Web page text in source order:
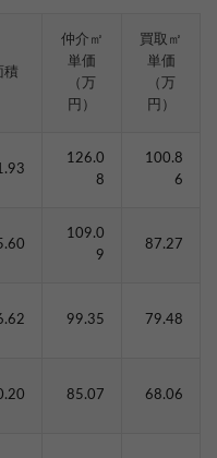
積
仲介㎡
単価
（万
円）
買取㎡
単価
（万
円）
126.0
8
100.8
6
109.0
9
87.27
99.35 79.48
85.07 68.06